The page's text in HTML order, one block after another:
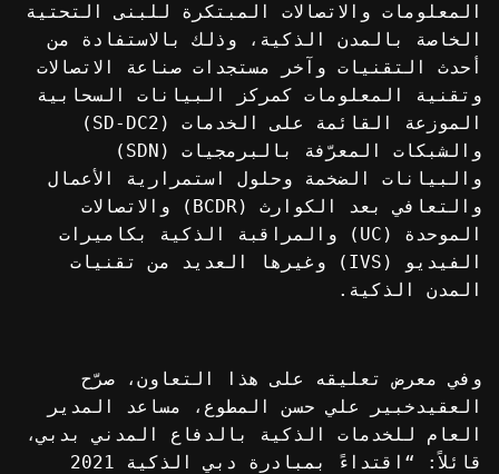
المعلومات والاتصالات المبتكرة للبنى التحتية
الخاصة بالمدن الذكية، وذلك بالاستفادة من
أحدث التقنيات وآخر مستجدات صناعة الاتصالات
وتقنية المعلومات كمركز البيانات السحابية
الموزعة القائمة على الخدمات (SD-DC2)
والشبكات المعرّفة بالبرمجيات (SDN)
والبيانات الضخمة وحلول استمرارية الأعمال
والتعافي بعد الكوارث (BCDR) والاتصالات
الموحدة (UC) والمراقبة الذكية بكاميرات
الفيديو (IVS) وغيرها العديد من تقنيات
المدن الذكية.
وفي معرض تعليقه على هذا التعاون، صرّح
العقيدخبير علي حسن المطوع، مساعد المدير
العام للخدمات الذكية بالدفاع المدني بدبي،
قائلاً: “اقتداءً بمبادرة دبي الذكية 2021